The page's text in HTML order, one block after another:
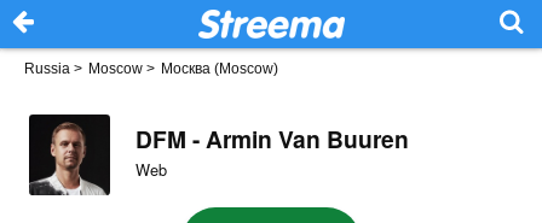
Russia > Moscow > Москва (Moscow)
DFM - Armin Van Buuren
Web